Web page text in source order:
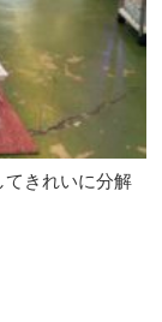
てきれいに分解